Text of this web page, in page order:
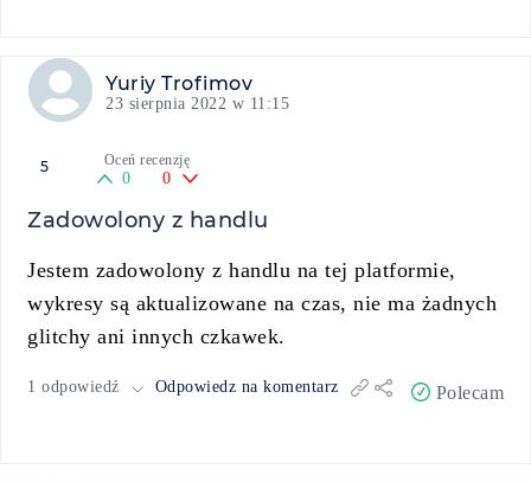
Yuriy Trofimov
23 sierpnia 2022 w 11:15
5 Oceń recenzję
0 0
Zadowolony z handlu
Jestem zadowolony z handlu na tej platformie,
wykresy są aktualizowane na czas, nie ma żadnych
glitchy ani innych czkawek.
1 odpowiedź Odpowiedz na komentarz Polecam